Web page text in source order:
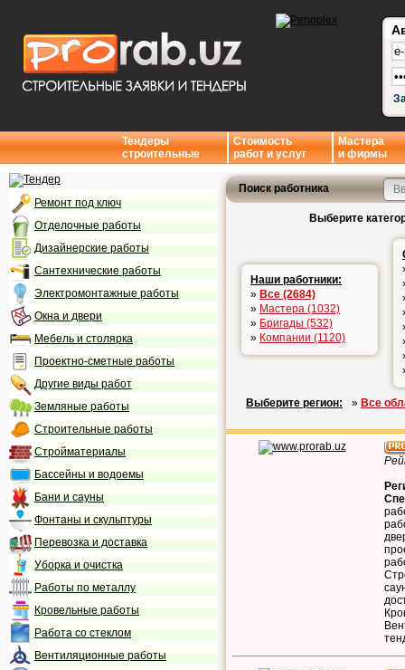
Тендеры
строительные
Стоимость
работ и услуг
Мастера
и фирмы
Ремонт под ключ
Отделочные работы
Дизайнерские работы
Сантехнические работы
Электромонтажные работы
Окна и двери
Мебель и столярка
Проектно-сметные работы
Другие виды работ
Земляные работы
Строительные работы
Стройматериалы
Бассейны и водоемы
Бани и сауны
Фонтаны и скульптуры
Перевозка и доставка
Уборка и очистка
Работы по металлу
Кровельные работы
Работа со стеклом
Вентиляционные работы
Поиск работника
Выберите
Наши работники:
» Все (2684)
» Мастера (1032)
» Бригады (532)
» Компании (1120)
Выберите регион: » Все